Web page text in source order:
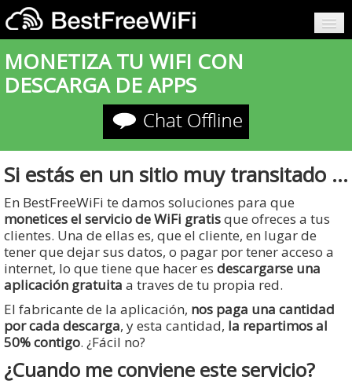
BESTFREEWIFI
WIFI MARKETING
HERRAMIENTAS PARA RESTAURANTES
PRECIOS
CONTACTO
LOGIN
MONETIZA TU WIFI CON
DESCARGA DE APPS
Si estás en un sitio muy transitado ...
En BestFreeWiFi te damos soluciones para que
monetices el servicio de WiFi gratisque ofreces a tus
clientes. Una de ellas es, que el cliente, en lugar de
tener que dejar sus datos, o pagar por tener acceso a
internet, lo que tiene que hacer es descargarse una
aplicación gratuita a traves de tu propia red.
El fabricante de la aplicación, nos paga una cantidad
por cada descarga, y esta cantidad, la repartimos al
50% contigo. ¿Fácil no?
¿Cuando me conviene este servicio?